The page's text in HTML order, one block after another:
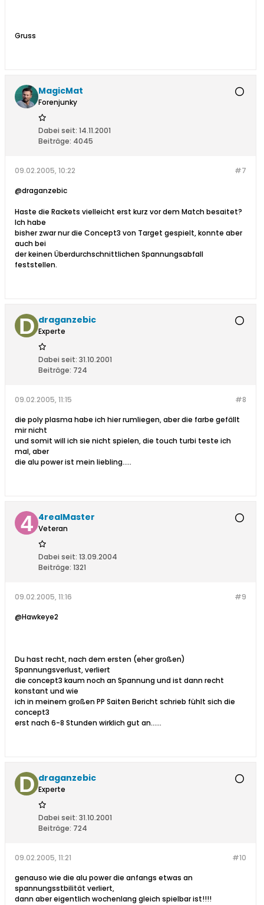
Gruss
MagicMat
Forenjunky
Dabei seit: 14.11.2001
Beiträge: 4045
#7
09.02.2005, 10:22
@draganzebic
Haste die Rackets vielleicht erst kurz vor dem Match besaitet?
Ich habe
bisher zwar nur die Concept3 von Target gespielt, konnte aber
auch bei
der keinen Überdurchschnittlichen Spannungsabfall
feststellen.
draganzebic
Experte
Dabei seit: 31.10.2001
Beiträge: 724
#8
09.02.2005, 11:15
die poly plasma habe ich hier rumliegen, aber die farbe gefällt
mir nicht
und somit will ich sie nicht spielen, die touch turbi teste ich
mal, aber
die alu power ist mein liebling.....
4realMaster
Veteran
Dabei seit: 13.09.2004
Beiträge: 1321
#9
09.02.2005, 11:16
@Hawkeye2
Du hast recht, nach dem ersten (eher großen)
Spannungsverlust, verliert
die concept3 kaum noch an Spannung und ist dann recht
konstant und wie
ich in meinem großen PP Saiten Bericht schrieb fühlt sich die
concept3
erst nach 6-8 Stunden wirklich gut an......
draganzebic
Experte
Dabei seit: 31.10.2001
Beiträge: 724
#10
09.02.2005, 11:21
genauso wie die alu power die anfangs etwas an
spannungsstbilität verliert,
dann aber eigentlich wochenlang gleich spielbar ist!!!!